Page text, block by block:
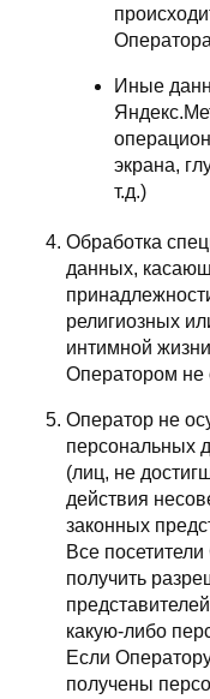
Иные
экрана,
т.д.)
Обработка
данных,
религиозных
интимной
Оператором не
Оператор не
персональных
(лиц, не
действия
законных
Все
получить
какую-либо
Если
получены